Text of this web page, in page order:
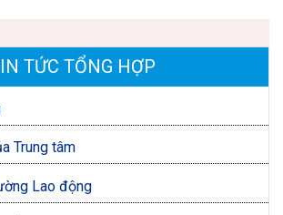
TỨC TỔNG HỢP
Trung tâm
Lao động